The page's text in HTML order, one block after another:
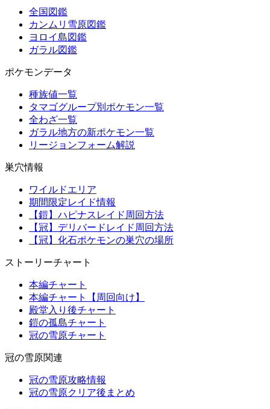
全国図鑑
カンムリ雪原図鑑
ヨロイ島図鑑
ガラル図鑑
ポケモンデータ
種族値一覧
タマゴグループ別ポケモン一覧
全わざ一覧
ガラル地方の新ポケモン一覧
リージョンフォーム解説
巣穴情報
ワイルドエリア
期間限定レイド情報
【鎧】ハピナスレイド周回方法
【冠】デリバードレイド周回方法
【冠】化石ポケモンの巣穴の場所
ストーリーチャート
本編チャート
本編チャート【周回向け】
殿堂入り後チャート
鎧の孤島チャート
冠の雪原チャート
冠の雪原関連
冠の雪原攻略情報
冠の雪原クリア後まとめ